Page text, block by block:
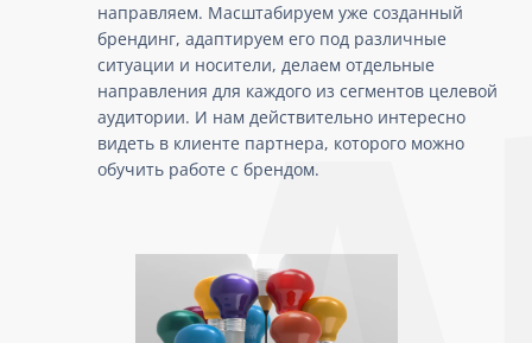
направляем. Масштабируем уже созданный
брендинг, адаптируем его под различные
ситуации и носители, делаем отдельные
направления для каждого из сегментов целевой
аудитории. И нам действительно интересно
видеть в клиенте партнера, которого можно
обучить работе с брендом.